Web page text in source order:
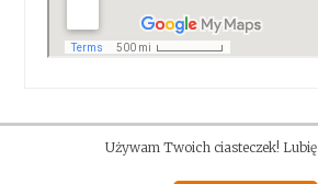
Używam Twoich ciasteczek!